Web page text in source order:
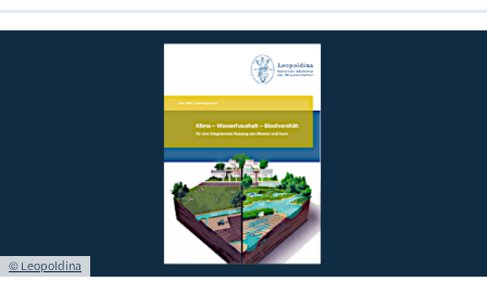
Lizenzinformationen einschließlich Urheberrecht
© Leopoldina